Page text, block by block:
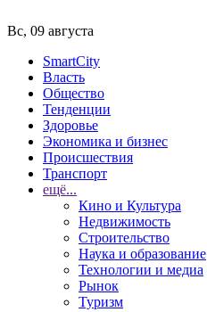
Вс, 09 августа
SmartCity
Власть
Общество
Тенденции
Здоровье
Экономика и бизнес
Происшествия
Транспорт
ещё...
Кино и Культура
Недвижимость
Строительство
Наука и образование
Технологии и медиа
Рынок
Туризм